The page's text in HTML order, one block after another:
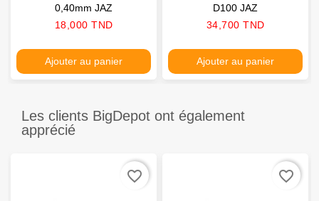
0,40mm JAZ
Prix
18,000 TND
Ajouter au panier
D100 JAZ
Prix
34,700 TND
Ajouter au panier
Les clients BigDepot ont également
apprécié
favorite_border favorite_border